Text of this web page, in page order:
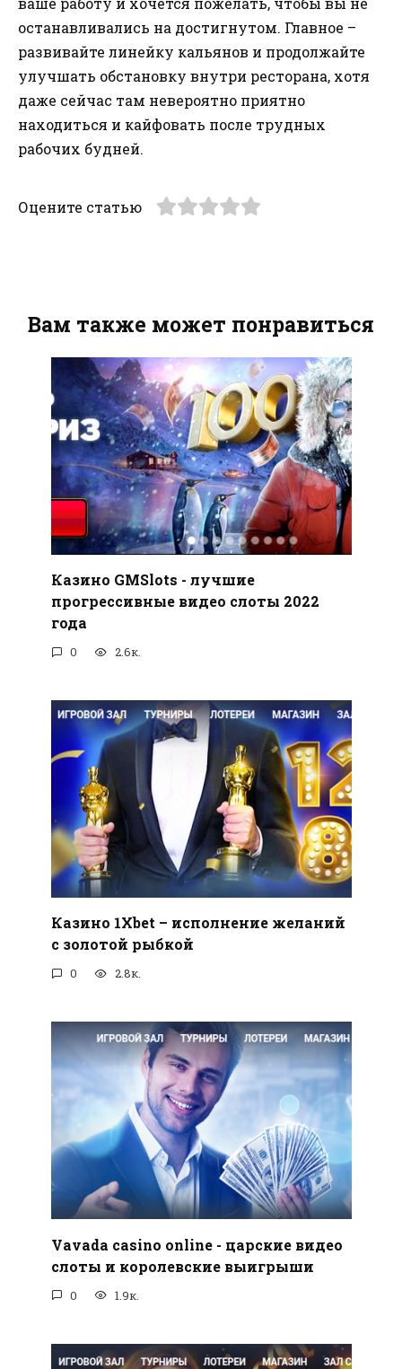
останавливались на достигнутом. Главное –
развивайте линейку кальянов и продолжайте
улучшать обстановку внутри ресторана, хотя
даже сейчас там невероятно приятно
находиться и кайфовать после трудных
рабочих будней.
Оцените статью
Вам также может понравиться
Казино GMSlots - лучшие
прогрессивные видео слоты 2022
года
0 2.6к.
Казино 1Xbet – исполнение желаний
с золотой рыбкой
0 2.8к.
Vavada casino online - царские видео
слоты и королевские выигрыши
0 1.9к.